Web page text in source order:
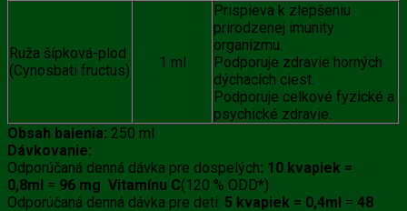
Ruža šípková-plod
(Cynosbati fructus)
1 ml
Prispieva k zlepšeniu
prirodzenej imunity
organizmu.
Podporuje zdravie horných
dýchacích ciest.
Podporuje celkové fyzické a
psychické zdravie.
Obsah balenia: 250 ml
Dávkovanie:
Odporúčaná denná dávka pre dospelých: 10 kvapiek =
0,8ml = 96 mg Vitamínu C(120 % ODD*)
Odporúčaná denná dávka pre deti: 5 kvapiek = 0,4ml = 48